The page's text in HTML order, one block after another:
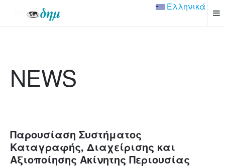
Ελληνικά
NEWS
Παρουσίαση Συστήματος
Καταγραφής, Διαχείρισης και
Αξιοποίησης Ακίνητης Περιουσίας